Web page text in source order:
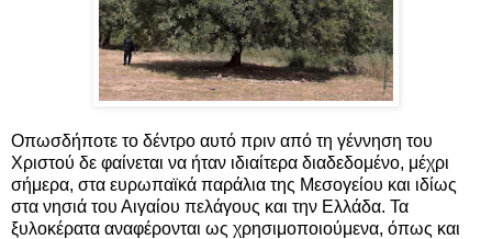
Οπωσδήποτε το δέντρο αυτό πριν από τη γέννηση του
Χριστού δε φαίνεται να ήταν ιδιαίτερα διαδεδομένο, μέχρι
σήμερα, στα ευρωπαϊκά παράλια της Μεσογείου και ιδίως
στα νησιά του Αιγαίου πελάγους και την Ελλάδα. Τα
ξυλοκέρατα αναφέρονται ως χρησιμοποιούμενα, όπως και